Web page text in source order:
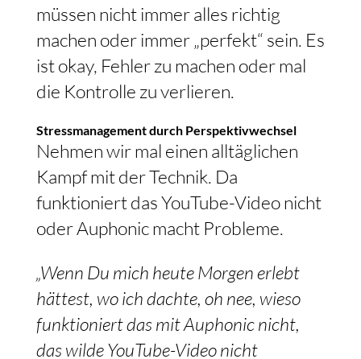
müssen nicht immer alles richtig
machen oder immer „perfekt“ sein. Es
ist okay, Fehler zu machen oder mal
die Kontrolle zu verlieren.
Stressmanagement durch Perspektivwechsel
Nehmen wir mal einen alltäglichen
Kampf mit der Technik. Da
funktioniert das YouTube-Video nicht
oder Auphonic macht Probleme.
„Wenn Du mich heute Morgen erlebt
hättest, wo ich dachte, oh nee, wieso
funktioniert das mit Auphonic nicht,
das wilde YouTube-Video nicht